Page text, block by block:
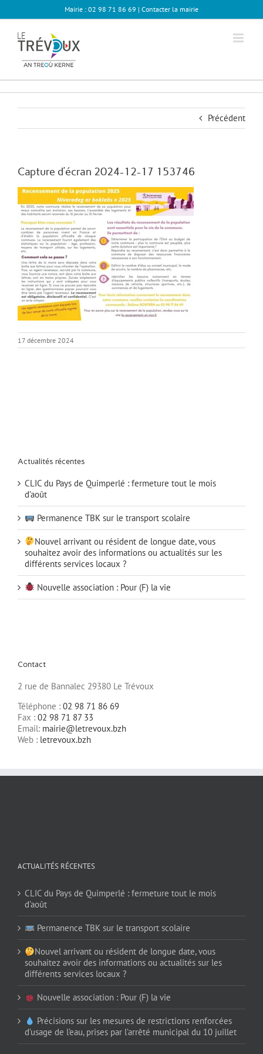
au
Mairie : 02 98 71 86 69 | Contacter la mairie
Précédent
Capture d’écran 2024-12-17 153746
17 décembre 2024
Actualités récentes
CLIC du Pays de Quimperlé : fermeture tout le mois
d’août
Permanence TBK sur le transport scolaire
Nouvel arrivant ou résident de longue date, vous
souhaitez avoir des informations ou actualités sur les
différents services locaux ?
Nouvelle association : Pour (F) la vie
Contact
2 rue de Bannalec 29380 Le Trévoux
Téléphone : 02 98 71 86 69
Fax : 02 98 71 87 33
Email: mairie@letrevoux.bzh
Web : letrevoux.bzh
ACTUALITÉS RÉCENTES
CLIC du Pays de Quimperlé : fermeture tout le mois
d’août
Permanence TBK sur le transport scolaire
Nouvel arrivant ou résident de longue date, vous
souhaitez avoir des informations ou actualités sur les
différents services locaux ?
Nouvelle association : Pour (F) la vie
Précisions sur les mesures de restrictions renforcées
d’usage de l’eau, prises par l’arrêté municipal du 10 juillet